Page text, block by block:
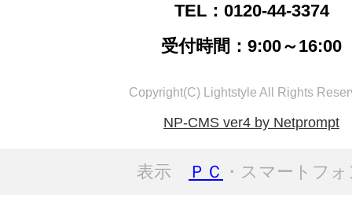
TEL：0120-44-3374
受付時間：9:00～16:00
Copyright(C) Lightstyle All Rights
NP-CMS ver4 by Netprompt
表示 ＰＣ ・スマートフ